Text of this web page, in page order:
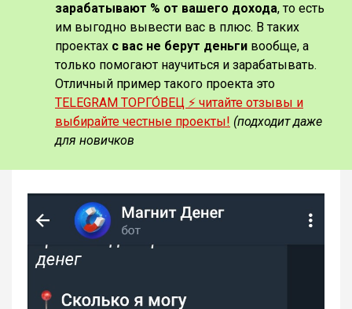
зарабатывают % от вашего дохода, то есть
им выгодно вывести вас в плюс. В таких
проектах с вас не берут деньги вообще, а
только помогают научиться и зарабатывать.
Отличный пример такого проекта это
TELEGRAM ТОРГО́ВЕЦ ⚡️ читайте отзывы и
выбирайте честные проекты! (подходит даже
для новичков